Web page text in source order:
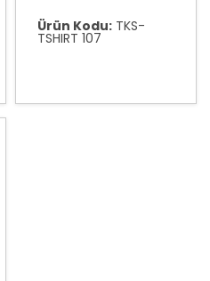
Ürün Kodu: TKS-
TSHIRT 107